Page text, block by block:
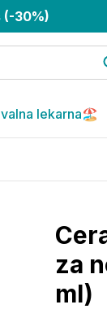
(-30%)
lekarna🏖️
za
ml)